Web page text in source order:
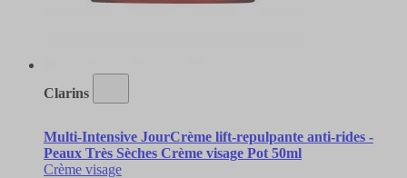
Clarins
Multi-Intensive JourCrème lift-repulpante anti-rides -
Peaux Très Sèches Crème visage Pot 50ml
Crème visage